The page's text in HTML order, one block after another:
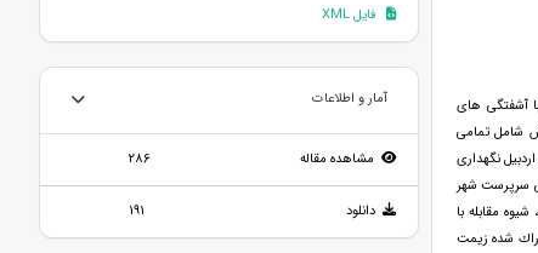
آشفتگی های
شامل تمامی
اردبیل نگهداری
از این روش تعداد 100 نفر از نوجوانان بی سرپرست شهر
مقابله با
شده زيمت
فایل XML
آمار و اطلاعات
مشاهده مقاله 286
دانلود 191